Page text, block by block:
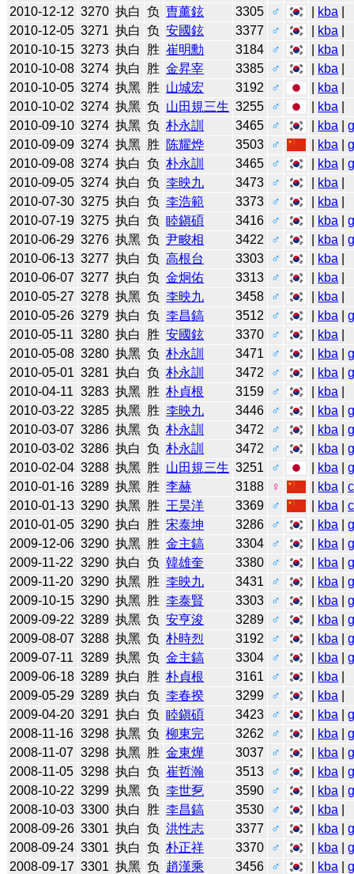
2010-12-12 3270 执白 负 曺薰鉉 3305 ♂ kba
2010-12-05 3271 执白 负 安國鉉 3377 ♂ kba
2010-10-15 3273 执白 胜 崔明勳 3184 ♂ kba
2010-10-08 3274 执白 胜 金昇宰 3385 ♂ kba
2010-10-05 3274 执黑 胜 山城宏 3192 ♂ kba
2010-10-02 3274 执黑 负 山田規三生 3255 ♂ kba
2010-09-10 3274 执黑 负 朴永訓 3465 ♂ kba |
2010-09-09 3274 执黑 胜 陈耀烨 3503 ♂ kba |
2010-09-08 3274 执白 负 朴永訓 3465 ♂ kba |
2010-09-05 3274 执白 负 李映九 3473 ♂ kba
2010-07-30 3275 执白 负 李浩範 3373 ♂ kba
2010-07-19 3275 执白 负 睦鎭碩 3416 ♂ kba |
2010-06-29 3276 执黑 负 尹畯相 3422 ♂ kba |
2010-06-13 3277 执白 负 高根台 3303 ♂ kba
2010-06-07 3277 执白 负 金炯佑 3313 ♂ kba
2010-05-27 3278 执黑 负 李映九 3458 ♂ kba
2010-05-26 3279 执白 负 李昌鎬 3512 ♂ kba |
2010-05-11 3280 执白 胜 安國鉉 3370 ♂ kba
2010-05-08 3280 执黑 负 朴永訓 3471 ♂ kba |
2010-05-01 3281 执白 负 朴永訓 3472 ♂ kba |
2010-04-11 3283 执黑 胜 朴貞根 3159 ♂ kba
2010-03-22 3285 执黑 胜 李映九 3446 ♂ kba |
2010-03-07 3286 执黑 负 朴永訓 3472 ♂ kba |
2010-03-02 3286 执白 负 朴永訓 3472 ♂ kba |
2010-02-04 3288 执黑 胜 山田規三生 3251 ♂ kba |
2010-01-16 3289 执黑 胜 李赫 3188 ♀ kba |
2010-01-13 3290 执黑 胜 王昊洋 3369 ♂ kba |
2010-01-05 3290 执白 胜 宋泰坤 3286 ♂ kba |
2009-12-06 3290 执黑 胜 金主鎬 3304 ♂ kba |
2009-11-22 3290 执白 负 韓雄奎 3380 ♂ kba |
2009-11-20 3290 执黑 胜 李映九 3431 ♂ kba |
2009-10-15 3290 执黑 胜 李泰賢 3303 ♂ kba |
2009-09-22 3289 执黑 负 安亨浚 3289 ♂ kba |
2009-08-07 3288 执黑 负 朴時烈 3192 ♂ kba |
2009-07-11 3289 执黑 负 金主鎬 3304 ♂ kba |
2009-06-18 3289 执白 胜 朴貞根 3161 ♂ kba
2009-05-29 3289 执白 负 李春揆 3299 ♂ kba
2009-04-20 3291 执白 负 睦鎭碩 3423 ♂ kba |
2008-11-16 3298 执黑 负 柳東完 3262 ♂ kba |
2008-11-07 3298 执黑 胜 金東燁 3037 ♂ kba |
2008-11-05 3298 执白 负 崔哲瀚 3513 ♂ kba |
2008-10-22 3299 执黑 负 李世乭 3590 ♂ kba |
2008-10-03 3300 执白 胜 李昌鎬 3530 ♂ kba
2008-09-26 3301 执白 负 洪性志 3377 ♂ kba |
2008-09-24 3301 执白 负 朴正祥 3370 ♂ kba |
2008-09-17 3301 执黑 负 趙漢乘 3456 ♂ kba |